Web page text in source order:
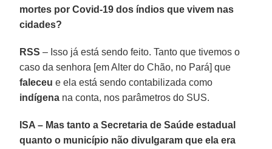
mortes por Covid-19 dos índios que vivem nas
cidades?
RSS – Isso já está sendo feito. Tanto que tivemos o
caso da senhora [em Alter do Chão, no Pará] que
faleceu e ela está sendo contabilizada como
indígena na conta, nos parâmetros do SUS.
ISA – Mas tanto a Secretaria de Saúde estadual
quanto o município não divulgaram que ela era